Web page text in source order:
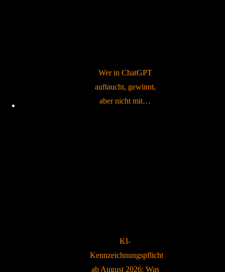
Wer in ChatGPT
auftaucht, gewinnt,
aber nicht mit…
KI-
Kennzeichnungspflicht
ab August 2026: Was